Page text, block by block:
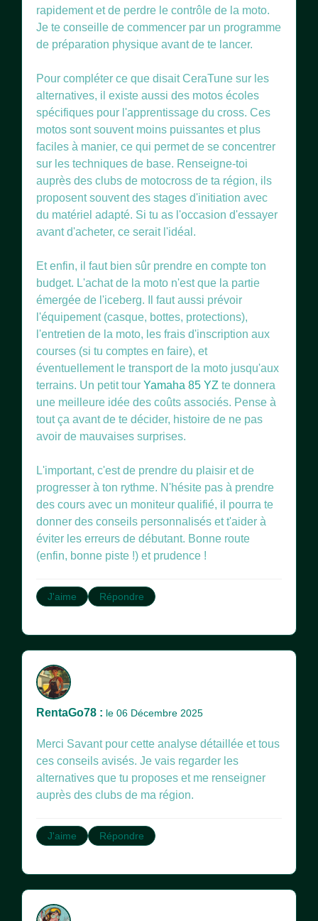
rapidement et de perdre le contrôle de la moto.
Je te conseille de commencer par un programme
de préparation physique avant de te lancer.
Pour compléter ce que disait CeraTune sur les
alternatives, il existe aussi des motos écoles
spécifiques pour l'apprentissage du cross. Ces
motos sont souvent moins puissantes et plus
faciles à manier, ce qui permet de se concentrer
sur les techniques de base. Renseigne-toi
auprès des clubs de motocross de ta région, ils
proposent souvent des stages d'initiation avec
du matériel adapté. Si tu as l'occasion d'essayer
avant d'acheter, ce serait l'idéal.
Et enfin, il faut bien sûr prendre en compte ton
budget. L'achat de la moto n'est que la partie
émergée de l'iceberg. Il faut aussi prévoir
l'équipement (casque, bottes, protections),
l'entretien de la moto, les frais d'inscription aux
courses (si tu comptes en faire), et
éventuellement le transport de la moto jusqu'aux
terrains. Un petit tour Yamaha 85 YZ te donnera
une meilleure idée des coûts associés. Pense à
tout ça avant de te décider, histoire de ne pas
avoir de mauvaises surprises.
L'important, c'est de prendre du plaisir et de
progresser à ton rythme. N'hésite pas à prendre
des cours avec un moniteur qualifié, il pourra te
donner des conseils personnalisés et t'aider à
éviter les erreurs de débutant. Bonne route
(enfin, bonne piste !) et prudence !
J'aime Répondre
RentaGo78 : le 06 Décembre 2025
Merci Savant pour cette analyse détaillée et tous
ces conseils avisés. Je vais regarder les
alternatives que tu proposes et me renseigner
auprès des clubs de ma région.
J'aime Répondre